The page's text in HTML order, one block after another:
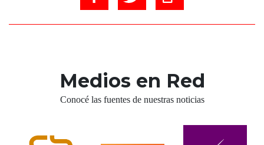
Medios en Red
Conocé las fuentes de nuestras noticias